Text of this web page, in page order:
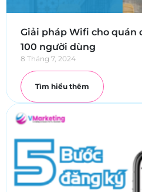
Giải pháp Wifi cho quán
100 người dùng
8 Tháng 7, 2024
Tìm hiểu thêm